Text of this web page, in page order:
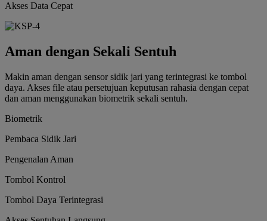
Akses Data Cepat
Aman dengan Sekali Sentuh
Makin aman dengan sensor sidik jari yang terintegrasi ke tombol
daya. Akses file atau persetujuan keputusan rahasia dengan cepat
dan aman menggunakan biometrik sekali sentuh.
Biometrik
Pembaca Sidik Jari
Pengenalan Aman
Tombol Kontrol
Tombol Daya Terintegrasi